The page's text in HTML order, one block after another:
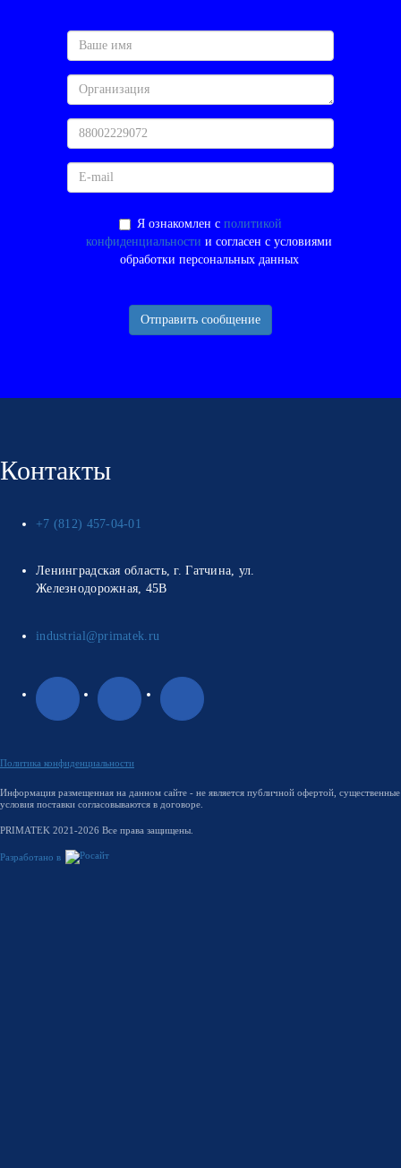
Я ознакомлен с политикой
конфиденциальности и согласен с условиями
обработки персональных данных
Отправить сообщение
Контакты
+7 (812) 457-04-01
Ленинградская область, г. Гатчина, ул.
Железнодорожная, 45В
industrial@primatek.ru
Политика конфиденциальности
Информация размещенная на данном сайте - не является публичной офертой, существенные
условия поставки согласовываются в договоре.
PRIMATEK 2021-2026 Все права защищены.
Разработано в